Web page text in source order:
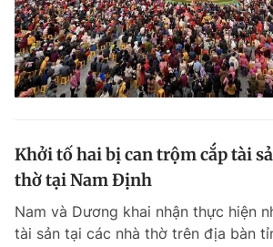
0906 645 777 0908 780
Đặt báo Quảng cáo RSS Tòa
Tổng biên tập: Nguyễn Ngọc Toàn
Tổng thư ký tòa soạn: Đức Trung
Giấy phép xuất bản số 110/GP - BTTTT cấp
© 2003-2026 Bản quyền thuộc về Báo Thanh
dưới mọi hình thức nếu không có sự chấp
Phát triển bởi ePi Technologies, JSC.
Khởi tố hai bị can trộm cắp tài
thờ tại Nam Định
Nam và Dương khai nhận thực hiện
tài sản tại các nhà thờ trên địa bàn